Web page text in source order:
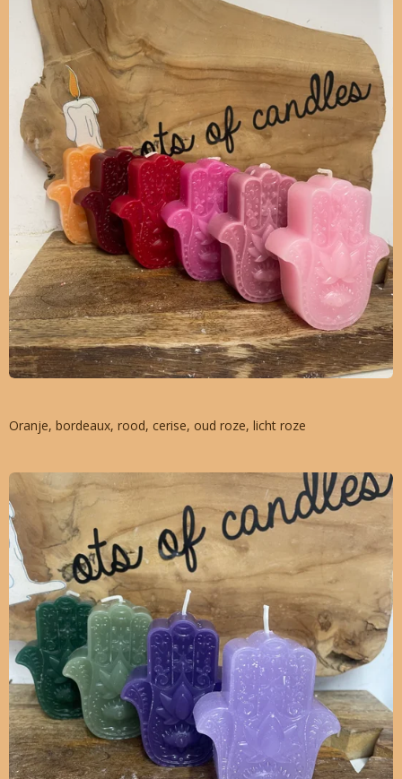
Oranje, bordeaux, rood, cerise, oud roze, licht roze